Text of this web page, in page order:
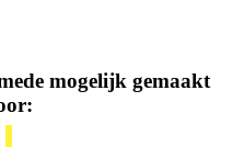
mogelijk gemaakt